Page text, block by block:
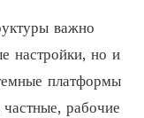
важно
настройки, но и
платформы
рабочие